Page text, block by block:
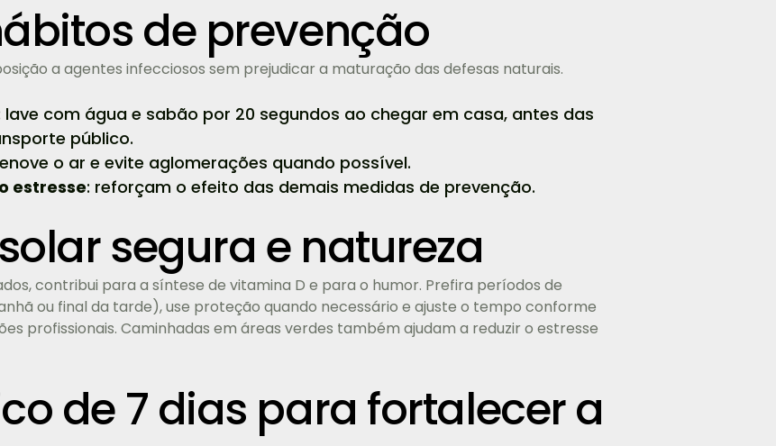
de prevenção
a agentes infecciosos sem prejudicar a maturação das defesas naturais.
lave com água e sabão por 20 segundos ao chegar em casa, antes das
público.
o ar e evite aglomerações quando possível.
estresse: reforçam o efeito das demais medidas de prevenção.
segura e natureza
contribui para a síntese de vitamina D e para o humor. Prefira períodos de
ou final da tarde), use proteção quando necessário e ajuste o tempo conforme
profissionais. Caminhadas em áreas verdes também ajudam a reduzir o estresse
de 7 dias para fortalecer a